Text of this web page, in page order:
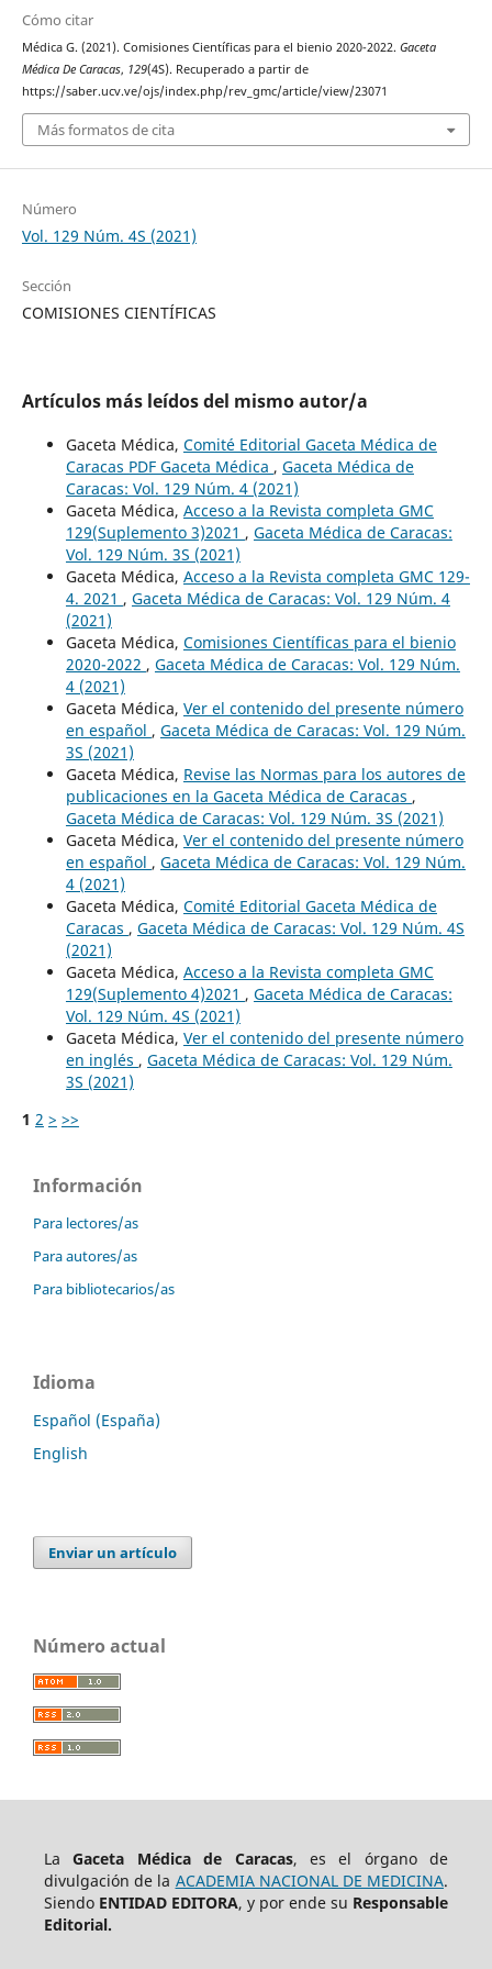
Cómo citar
Médica G. (2021). Comisiones Científicas para el bienio 2020-2022. Gaceta
Médica De Caracas, 129(4S). Recuperado a partir de
https://saber.ucv.ve/ojs/index.php/rev_gmc/article/view/23071
Más formatos de cita
Número
Vol. 129 Núm. 4S (2021)
Sección
COMISIONES CIENTÍFICAS
Artículos más leídos del mismo autor/a
Gaceta Médica, Comité Editorial Gaceta Médica de
Caracas PDF Gaceta Médica , Gaceta Médica de
Caracas: Vol. 129 Núm. 4 (2021)
Gaceta Médica, Acceso a la Revista completa GMC
129(Suplemento 3)2021 , Gaceta Médica de Caracas:
Vol. 129 Núm. 3S (2021)
Gaceta Médica, Acceso a la Revista completa GMC 129-
4. 2021 , Gaceta Médica de Caracas: Vol. 129 Núm. 4
(2021)
Gaceta Médica, Comisiones Científicas para el bienio
2020-2022 , Gaceta Médica de Caracas: Vol. 129 Núm.
4 (2021)
Gaceta Médica, Ver el contenido del presente número
en español , Gaceta Médica de Caracas: Vol. 129 Núm.
3S (2021)
Gaceta Médica, Revise las Normas para los autores de
publicaciones en la Gaceta Médica de Caracas ,
Gaceta Médica de Caracas: Vol. 129 Núm. 3S (2021)
Gaceta Médica, Ver el contenido del presente número
en español , Gaceta Médica de Caracas: Vol. 129 Núm.
4 (2021)
Gaceta Médica, Comité Editorial Gaceta Médica de
Caracas , Gaceta Médica de Caracas: Vol. 129 Núm. 4S
(2021)
Gaceta Médica, Acceso a la Revista completa GMC
129(Suplemento 4)2021 , Gaceta Médica de Caracas:
Vol. 129 Núm. 4S (2021)
Gaceta Médica, Ver el contenido del presente número
en inglés , Gaceta Médica de Caracas: Vol. 129 Núm.
3S (2021)
1 2 > >>
Información
Para lectores/as
Para autores/as
Para bibliotecarios/as
Idioma
Español (España)
English
Enviar un artículo
Número actual
LaGaceta Médica de Caracas, es el órgano de
divulgación de la ACADEMIA NACIONAL DE MEDICINA.
Siendo ENTIDAD EDITORA, y por ende su Responsable
Editorial.